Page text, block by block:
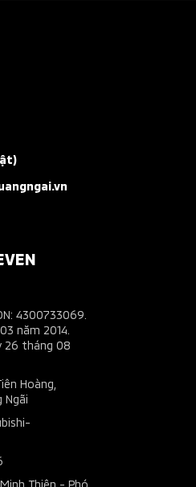
4300733069.
năm 2014.
26 tháng 08
Hoàng,
Ngãi
Thiên - Phó